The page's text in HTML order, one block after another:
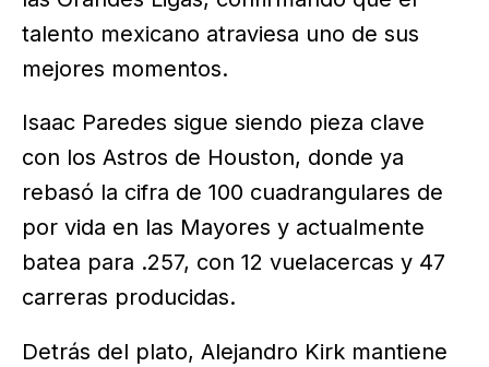
talento mexicano atraviesa uno de sus
mejores momentos.
Isaac Paredes sigue siendo pieza clave
con los Astros de Houston, donde ya
rebasó la cifra de 100 cuadrangulares de
por vida en las Mayores y actualmente
batea para .257, con 12 vuelacercas y 47
carreras producidas.
Detrás del plato, Alejandro Kirk mantiene